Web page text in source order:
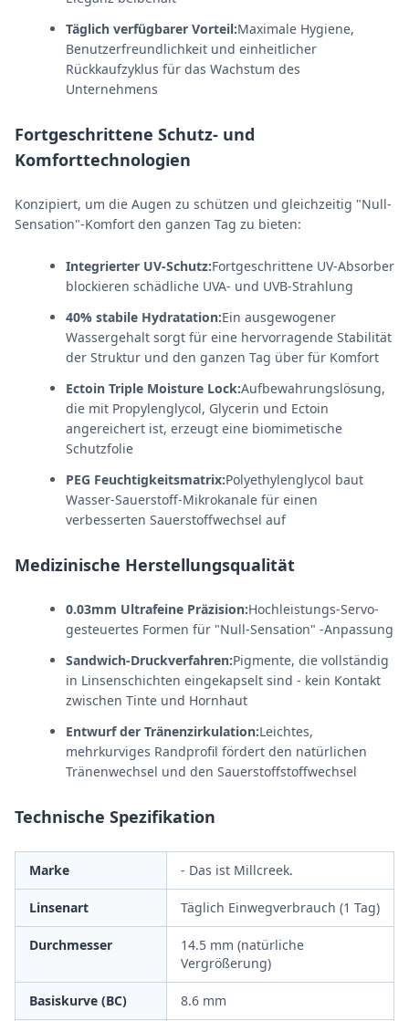
Täglich verfügbarer Vorteil:Maximale Hygiene,
Benutzerfreundlichkeit und einheitlicher
Rückkaufzyklus für das Wachstum des
Unternehmens
Fortgeschrittene Schutz- und
Komforttechnologien
Konzipiert, um die Augen zu schützen und gleichzeitig "Null-
Sensation"-Komfort den ganzen Tag zu bieten:
Integrierter UV-Schutz:Fortgeschrittene UV-Absorber
blockieren schädliche UVA- und UVB-Strahlung
40% stabile Hydratation:Ein ausgewogener
Wassergehalt sorgt für eine hervorragende Stabilität
der Struktur und den ganzen Tag über für Komfort
Ectoin Triple Moisture Lock:Aufbewahrungslösung,
die mit Propylenglycol, Glycerin und Ectoin
angereichert ist, erzeugt eine biomimetische
Schutzfolie
PEG Feuchtigkeitsmatrix:Polyethylenglycol baut
Wasser-Sauerstoff-Mikrokanale für einen
verbesserten Sauerstoffwechsel auf
Medizinische Herstellungsqualität
0.03mm Ultrafeine Präzision:Hochleistungs-Servo-
gesteuertes Formen für "Null-Sensation" -Anpassung
Sandwich-Druckverfahren:Pigmente, die vollständig
in Linsenschichten eingekapselt sind - kein Kontakt
zwischen Tinte und Hornhaut
Entwurf der Tränenzirkulation:Leichtes,
mehrkurviges Randprofil fördert den natürlichen
Tränenwechsel und den Sauerstoffstoffwechsel
Technische Spezifikation
Marke - Das ist Millcreek.
Linsenart Täglich Einwegverbrauch (1 Tag)
Durchmesser
14.5 mm (natürliche
Vergrößerung)
Basiskurve (BC) 8.6 mm